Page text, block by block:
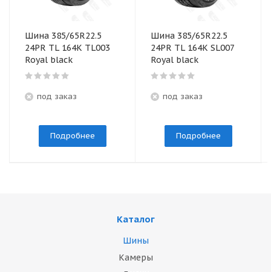
Шина 385/65R22.5
24PR TL 164K TL003
Royal black
под заказ
Подробнее
Шина 385/65R22.5
24PR TL 164K SL007
Royal black
под заказ
Подробнее
Каталог
Шины
Камеры